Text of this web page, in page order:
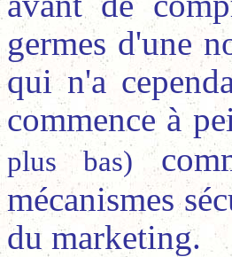
germes d'une
qui n'a
commence à
plus bas)
mécanismes
du marketing.